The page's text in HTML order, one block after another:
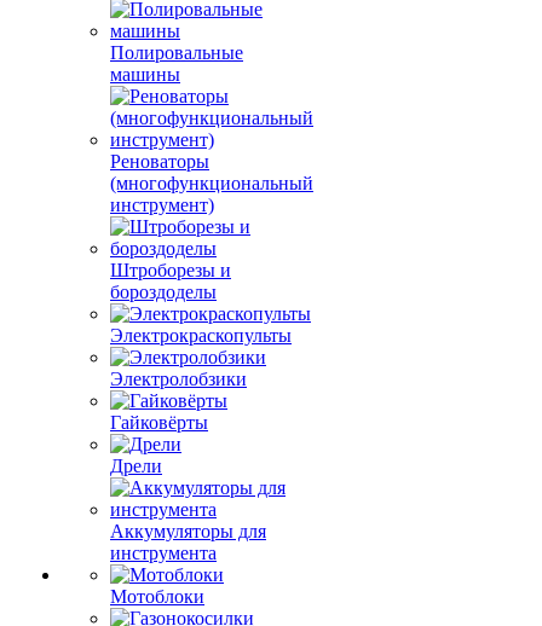
Полировальные
машины
Реноваторы
(многофункциональный
инструмент)
Штроборезы и
бороздоделы
Электрокраскопульты
Электролобзики
Гайковёрты
Дрели
Аккумуляторы для
инструмента
Мотоблоки